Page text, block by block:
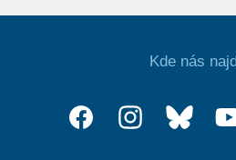
Kde nás